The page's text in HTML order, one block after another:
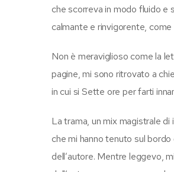
che scorreva in modo fluido e
calmante e rinvigorente,
Non è meraviglioso come la
pagine, mi sono ritrovato a
in cui si Sette ore per farti
La trama, un mix magistrale
che mi hanno tenuto sul
dell’autore. Mentre leggevo,